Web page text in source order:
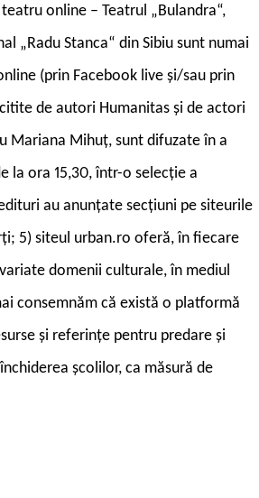
online – Teatrul „Bulandra“,
„Radu Stanca“ din Sibiu sunt numai
(prin Facebook live și/sau prin
de autori Humanitas și de actori
Mariana Mihuț, sunt difuzate în a
la ora 15,30, într-o selecție a
au anunțate secțiuni pe siteurile
5) siteul urban.ro oferă, în fiecare
domenii culturale, în mediul
consemnăm că există o platformă
și referințe pentru predare și
școlilor, ca măsură de